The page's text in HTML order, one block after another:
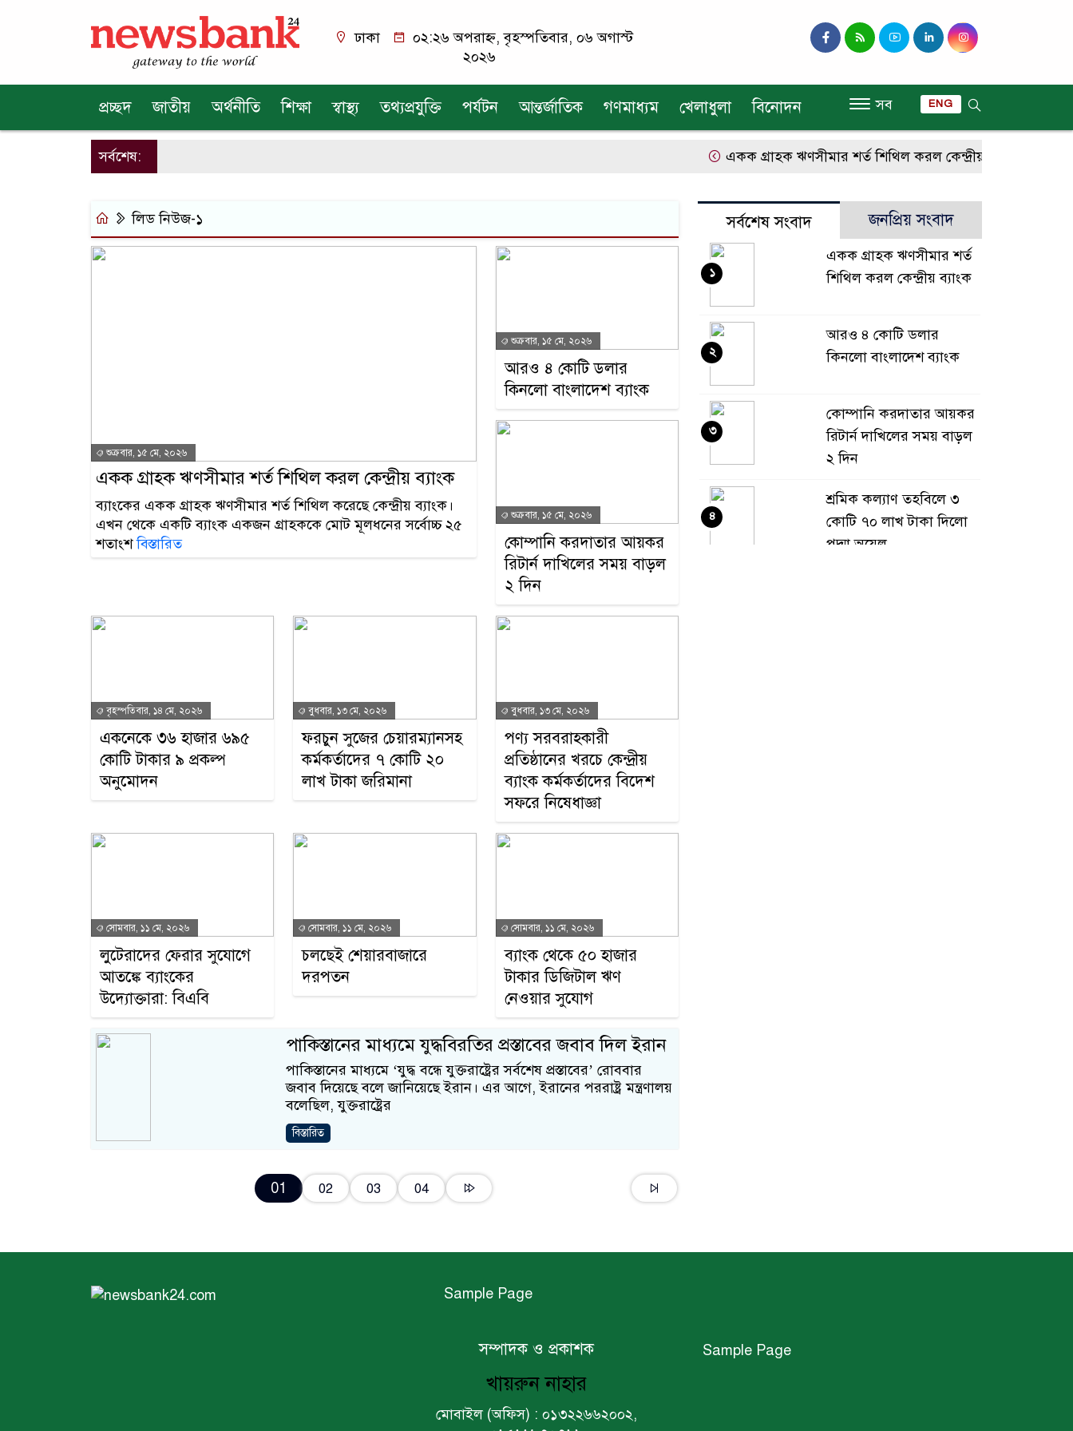
ঢাকা
০২:২৬ অপরাহ্ন, বৃহস্পতিবার, ০৬ অগাস্ট
২০২৬
প্রচ্ছদ জাতীয় অর্থনীতি শিক্ষা স্বাস্থ্য তথ্যপ্রযুক্তি পর্যটন আন্তর্জাতিক গণমাধ্যম খেলাধুলা বিনোদন সব ENG
সর্বশেষ: একক গ্রাহক ঋণসীমার শর্ত শিথিল করল কেন্দ্রীয় ব্যাংক
লিড নিউজ-১
শুক্রবার, ১৫ মে, ২০২৬
একক গ্রাহক ঋণসীমার শর্ত শিথিল করল কেন্দ্রীয় ব্যাংক
ব্যাংকের একক গ্রাহক ঋণসীমার শর্ত শিথিল করেছে কেন্দ্রীয় ব্যাংক।
এখন থেকে একটি ব্যাংক একজন গ্রাহককে মোট মূলধনের সর্বোচ্চ ২৫
শতাংশবিস্তারিত
শুক্রবার, ১৫ মে, ২০২৬
আরও ৪ কোটি ডলার
কিনলো বাংলাদেশ ব্যাংক
শুক্রবার, ১৫ মে, ২০২৬
কোম্পানি করদাতার আয়কর
রিটার্ন দাখিলের সময় বাড়ল
২ দিন
বৃহস্পতিবার, ১৪ মে, ২০২৬
একনেকে ৩৬ হাজার ৬৯৫
কোটি টাকার ৯ প্রকল্প
অনুমোদন
বুধবার, ১৩ মে, ২০২৬
ফরচুন সুজের চেয়ারম্যানসহ
কর্মকর্তাদের ৭ কোটি ২০
লাখ টাকা জরিমানা
বুধবার, ১৩ মে, ২০২৬
পণ্য সরবরাহকারী
প্রতিষ্ঠানের খরচে কেন্দ্রীয়
ব্যাংক কর্মকর্তাদের বিদেশ
সফরে নিষেধাজ্ঞা
সোমবার, ১১ মে, ২০২৬
লুটেরাদের ফেরার সুযোগে
আতঙ্কে ব্যাংকের
উদ্যোক্তারা: বিএবি
সোমবার, ১১ মে, ২০২৬
চলছেই শেয়ারবাজারে
দরপতন
সোমবার, ১১ মে, ২০২৬
ব্যাংক থেকে ৫০ হাজার
টাকার ডিজিটাল ঋণ
নেওয়ার সুযোগ
পাকিস্তানের মাধ্যমে যুদ্ধবিরতির প্রস্তাবের জবাব দিল ইরান
পাকিস্তানের মাধ্যমে ‘যুদ্ধ বন্ধে যুক্তরাষ্ট্রের সর্বশেষ প্রস্তাবের’ রোববার
জবাব দিয়েছে বলে জানিয়েছে ইরান। এর আগে, ইরানের পররাষ্ট্র মন্ত্রণালয়
বলেছিল, যুক্তরাষ্ট্রের
বিস্তারিত
01 02 03 04
সর্বশেষ সংবাদ জনপ্রিয় সংবাদ
একক গ্রাহক ঋণসীমার শর্ত
শিথিল করল কেন্দ্রীয় ব্যাংক
১
আরও ৪ কোটি ডলার
কিনলো বাংলাদেশ ব্যাংক
২
কোম্পানি করদাতার আয়কর
রিটার্ন দাখিলের সময় বাড়ল
২ দিন
৩
শ্রমিক কল্যাণ তহবিলে ৩
কোটি ৭০ লাখ টাকা দিলো
পদ্মা অয়েল
৪
Sample Page
সম্পাদক ও প্রকাশক
খায়রুন নাহার
মোবাইল (অফিস) : ০১৩২২৬৬২০০২,
Sample Page